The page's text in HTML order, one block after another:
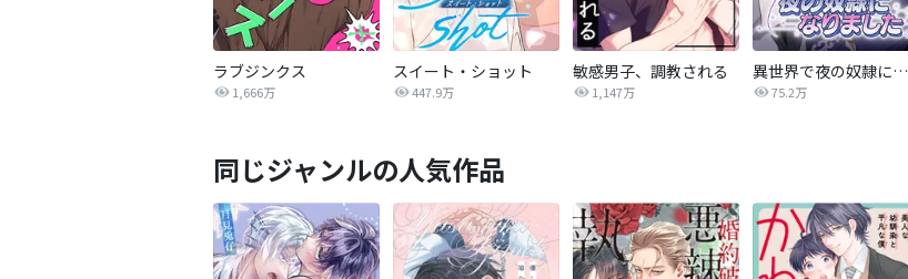
ラブジンクス
1,666万
スイート・ショット
447.9万
敏感男子、調教される
1,147万
異世界で夜の奴隷になりました【改訂版】
75.2万
同じジャンルの人気作品